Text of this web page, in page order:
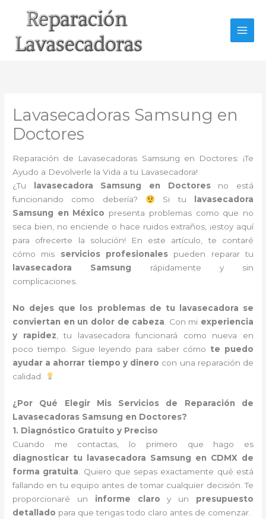
Lavasecadoras Samsung en
Doctores
Reparación de Lavasecadoras Samsung en Doctores: ¡Te
Ayudo a Devolverle la Vida a tu Lavasecadora!
¿Tu
lavasecadora Samsung en Doctoresno está
funcionando como debería?
Si tu
lavasecadora
Samsung en México presenta problemas como que no
seca bien, no enciende o hace ruidos extraños, ¡estoy aquí
para ofrecerte la solución! En este artículo, te contaré
cómo mis servicios profesionales pueden reparar tu
lavasecadora Samsung rápidamente y sin
complicaciones.
No dejes que los problemas de tu lavasecadora se
conviertan en un dolor de cabeza . Con mi experiencia
y rapidez , tu lavasecadora funcionará como nueva en
poco tiempo. Sigue leyendo para saber cómo te puedo
ayudar a ahorrar tiempo y dinero con una reparación de
calidad.
¿Por Qué Elegir Mis Servicios de Reparación de
Lavasecadoras Samsung en Doctores?
1. Diagnóstico Gratuito y Preciso
Cuando me contactas, lo primero que hago es
diagnosticar tu lavasecadora Samsung en CDMX de
forma gratuita . Quiero que sepas exactamente qué está
fallando en tu equipo antes de tomar cualquier decisión. Te
proporcionaré un informe claro y un presupuesto
detallado para que tengas todo claro antes de comenzar.